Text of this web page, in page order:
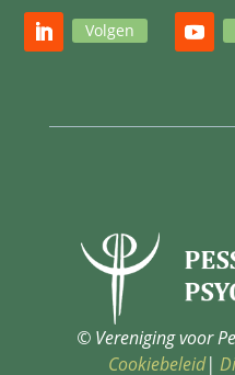
Volgen
© Vereniging voor
Cookiebeleid|